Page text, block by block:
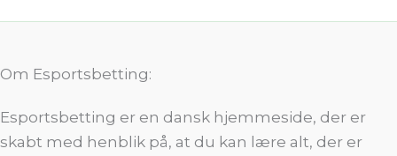
Om Esportsbetting:
Esportsbetting er en dansk hjemmeside, der er
skabt med henblik på, at du kan lære alt, der er